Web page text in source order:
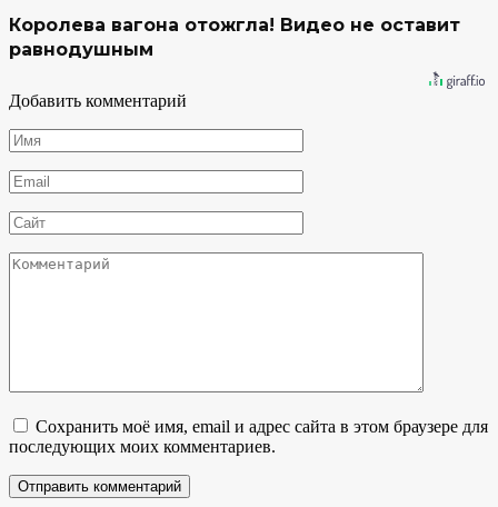
Королева вагона отожгла! Видео не оставит
равнодушным
Добавить комментарий
Имя
*
Email
*
Сайт
Комментарий
Сохранить моё имя, email и адрес сайта в этом браузере для
последующих моих комментариев.